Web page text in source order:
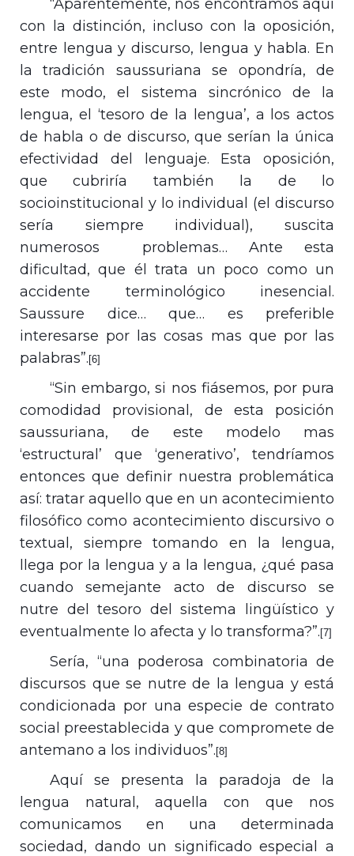
“Aparentemente, nos encontramos aquí
con la distinción, incluso con la oposición,
entre lengua y discurso, lengua y habla. En
la tradición saussuriana se opondría, de
este modo, el sistema sincrónico de la
lengua, el ‘tesoro de la lengua’, a los actos
de habla o de discurso, que serían la única
efectividad del lenguaje. Esta oposición,
que cubriría también la de lo
socioinstitucional y lo individual (el discurso
sería siempre individual), suscita
numerosos problemas… Ante esta
dificultad, que él trata un poco como un
accidente terminológico inesencial.
Saussure dice… que… es preferible
interesarse por las cosas mas que por las
palabras”. [6]
“Sin embargo, si nos fiásemos, por pura
comodidad provisional, de esta posición
saussuriana, de este modelo mas
‘estructural’ que ‘generativo’, tendríamos
entonces que definir nuestra problemática
así: tratar aquello que en un acontecimiento
filosófico como acontecimiento discursivo o
textual, siempre tomando en la lengua,
llega por la lengua y a la lengua, ¿qué pasa
cuando semejante acto de discurso se
nutre del tesoro del sistema lingüístico y
eventualmente lo afecta y lo transforma?”. [7]
Sería, “una poderosa combinatoria de
discursos que se nutre de la lengua y está
condicionada por una especie de contrato
social preestablecida y que compromete de
antemano a los individuos”. [8]
Aquí se presenta la paradoja de la
lengua natural, aquella con que nos
comunicamos en una determinada
sociedad, dando un significado especial a